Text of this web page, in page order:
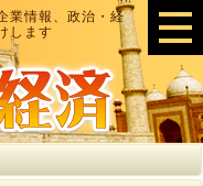
業情報、政治・経
します